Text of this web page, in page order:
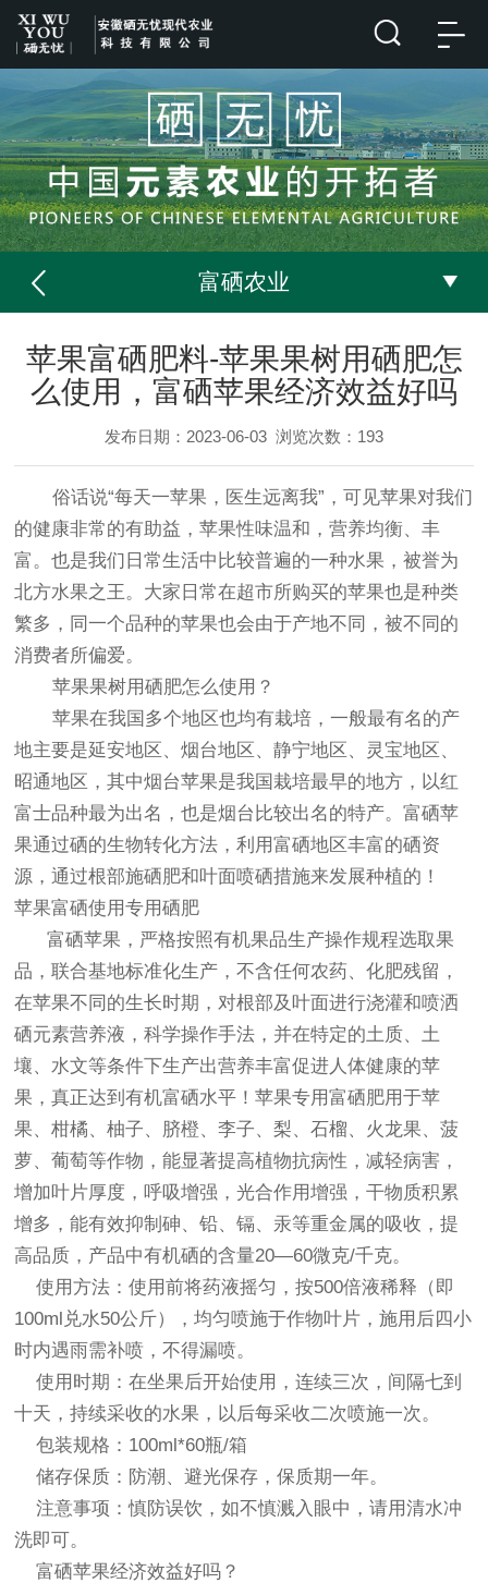
富硒农业
苹果富硒肥料-苹果果树用硒肥怎
么使用，富硒苹果经济效益好吗
发布日期：2023-06-03 浏览次数： 193
俗话说“每天一苹果，医生远离我”，可见苹果对我们
的健康非常的有助益，苹果性味温和，营养均衡、丰
富。也是我们日常生活中比较普遍的一种水果，被誉为
北方水果之王。大家日常在超市所购买的苹果也是种类
繁多，同一个品种的苹果也会由于产地不同，被不同的
消费者所偏爱。
苹果果树用硒肥怎么使用？
苹果在我国多个地区也均有栽培，一般最有名的产
地主要是延安地区、烟台地区、静宁地区、灵宝地区、
昭通地区，其中烟台苹果是我国栽培最早的地方，以红
富士品种最为出名，也是烟台比较出名的特产。富硒苹
果通过硒的生物转化方法，利用富硒地区丰富的硒资
源，通过根部施硒肥和叶面喷硒措施来发展种植的！
苹果富硒使用专用硒肥
富硒苹果，严格按照有机果品生产操作规程选取果
品，联合基地标准化生产，不含任何农药、化肥残留，
在苹果不同的生长时期，对根部及叶面进行浇灌和喷洒
硒元素营养液，科学操作手法，并在特定的土质、土
壤、水文等条件下生产出营养丰富促进人体健康的苹
果，真正达到有机富硒水平！苹果专用富硒肥用于苹
果、柑橘、柚子、脐橙、李子、梨、石榴、火龙果、菠
萝、葡萄等作物，能显著提高植物抗病性，减轻病害，
增加叶片厚度，呼吸增强，光合作用增强，干物质积累
增多，能有效抑制砷、铅、镉、汞等重金属的吸收，提
高品质，产品中有机硒的含量20—60微克/千克。
使用方法：使用前将药液摇匀，按500倍液稀释（即
100ml兑水50公斤），均匀喷施于作物叶片，施用后四小
时内遇雨需补喷，不得漏喷。
使用时期：在坐果后开始使用，连续三次，间隔七到
十天，持续采收的水果，以后每采收二次喷施一次。
包装规格：100ml*60瓶/箱
储存保质：防潮、避光保存，保质期一年。
注意事项：慎防误饮，如不慎溅入眼中，请用清水冲
洗即可。
富硒苹果经济效益好吗？